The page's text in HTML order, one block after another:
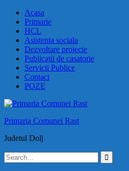
Skip
content
Acasa
Primarie
HCL
Asistenta sociala
Dezvoltare proiecte
Publicatii de casatorie
Servicii Publice
Contact
POZE
Primaria Comunei Rast
Judetul Dolj
Search
for: